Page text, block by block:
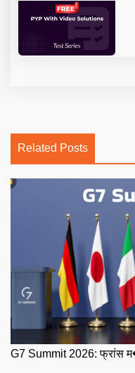
Related Posts
G7 Summit 2026: फ्रांस